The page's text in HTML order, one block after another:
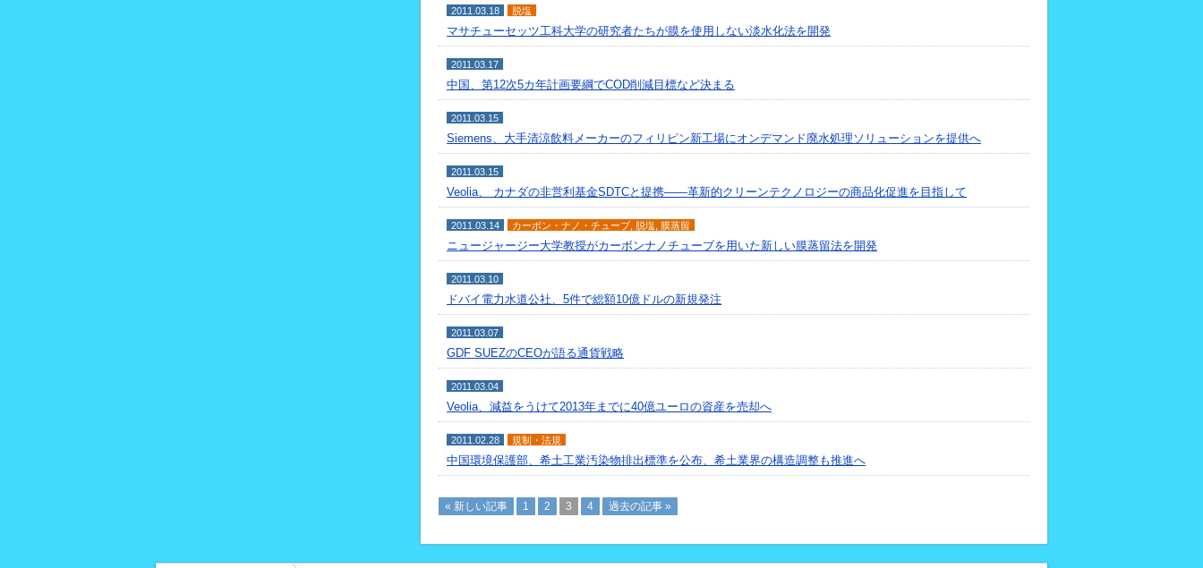
2011.03.18 脱塩
マサチューセッツ工科大学の研究者たちが膜を使用しない淡水化法を開発
2011.03.17
中国、第12次5カ年計画要綱でCOD削減目標など決まる
2011.03.15
Siemens、大手清涼飲料メーカーのフィリピン新工場にオンデマンド廃水処理ソリューションを提供へ
2011.03.15
Veolia、 カナダの非営利基金SDTCと提携――革新的クリーンテクノロジーの商品化促進を目指して
2011.03.14 カーボン・ナノ・チューブ 脱塩 膜蒸留
ニュージャージー大学教授がカーボンナノチューブを用いた新しい膜蒸留法を開発
2011.03.10
ドバイ電力水道公社、5件で総額10億ドルの新規発注
2011.03.07
GDF SUEZのCEOが語る通貨戦略
2011.03.04
Veolia、減益をうけて2013年までに40億ユーロの資産を売却へ
2011.02.28 規制・法規
中国環境保護部、希土工業汚染物排出標準を公布、希土業界の構造調整も推進へ
« 新しい記事 1 2 3 4 過去の記事 »